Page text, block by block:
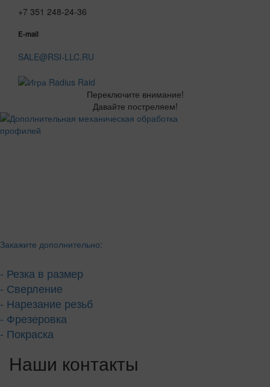
+7 351 248-24-36
E-mail
SALE@RSI-LLC.RU
Переключите внимание!
Давайте постреляем!
Закажите дополнительно:
- Резка в размер
- Сверление
- Нарезание резьб
- Фрезеровка
- Покраска
Наши контакты